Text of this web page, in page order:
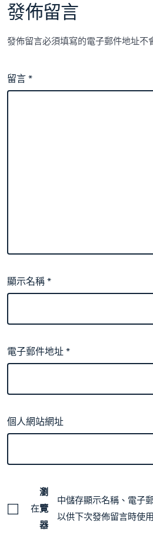
發佈留言
發佈留言必須填寫的電子郵件地址不
留言*
顯示名稱*
電子郵件地址*
個人網站網址
在
瀏
覽
器
中儲存顯示名稱、電子
以供下次發佈留言時使